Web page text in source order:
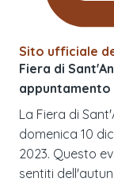
Sito ufficiale
Fiera di
La Fiera di
domenica 10
2023. Questo
sentiti